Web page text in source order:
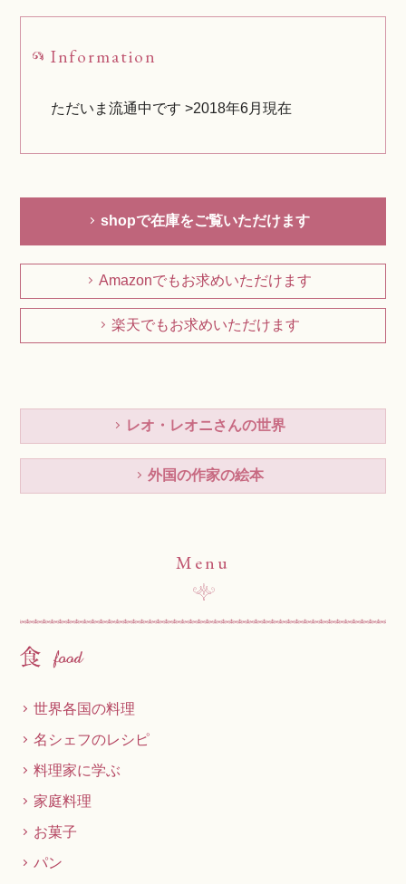
Information
ただいま流通中です >2018年6月現在
shopで在庫をご覧いただけます
Amazonでもお求めいただけます
楽天でもお求めいただけます
レオ・レオニさんの世界
外国の作家の絵本
Menu
世界各国の料理
名シェフのレシピ
料理家に学ぶ
家庭料理
お菓子
パン